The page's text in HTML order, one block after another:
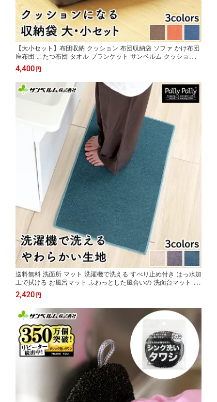
【大小セット】布団収納 クッション 布団収納袋 ソファ かけ布団
座布団 こたつ布団 タオル ブランケット サンベルム クッションに
なる収納袋大小セット
4,400 円
送料無料 洗面所 マット 洗濯機で洗える すべり止め付き はっ水加
工で拭ける お風呂マット ふわっとした風合いの 洗面台マット サ
ンベルム PallyPally
2,420 円